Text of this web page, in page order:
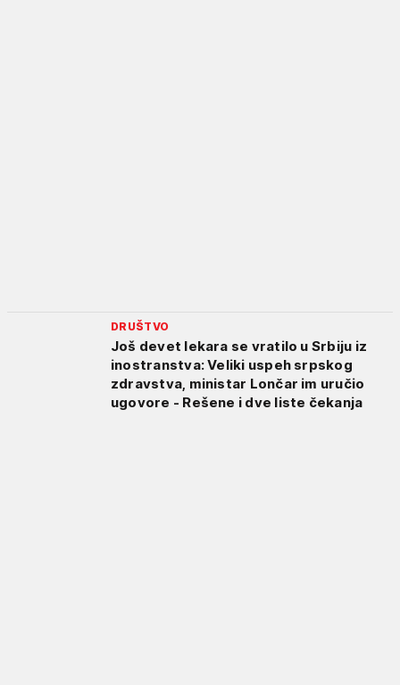
DRUŠTVO
Još devet lekara se vratilo u Srbiju iz
inostranstva: Veliki uspeh srpskog
zdravstva, ministar Lončar im uručio
ugovore - Rešene i dve liste čekanja